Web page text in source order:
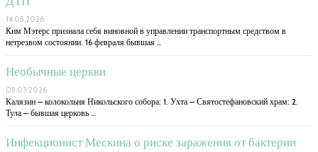
14.05.2026
Ким Мэтерс признала себя виновной в управлении транспортным средством в
нетрезвом состоянии. 16 февраля бывшая …
Необычные церкви
05.03.2026
Калязин – колокольня Никольского собора: 1. Ухта – Святостефановский храм: 2.
Тула – бывшая церковь …
Инфекционист Мескина о риске заражения от бактерии